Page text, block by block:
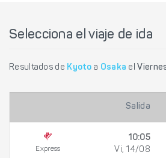
Selecciona el viaje de ida
Resultados de Kyoto a Osaka el
Salida
Express
10:05
Vi, 14/08